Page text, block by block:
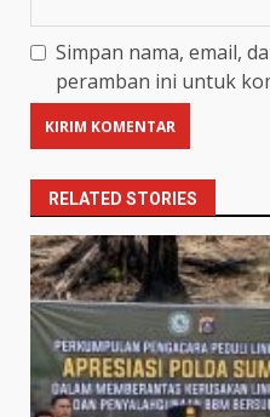
Simpan nama, email,
peramban ini untuk
RELATED STORIES